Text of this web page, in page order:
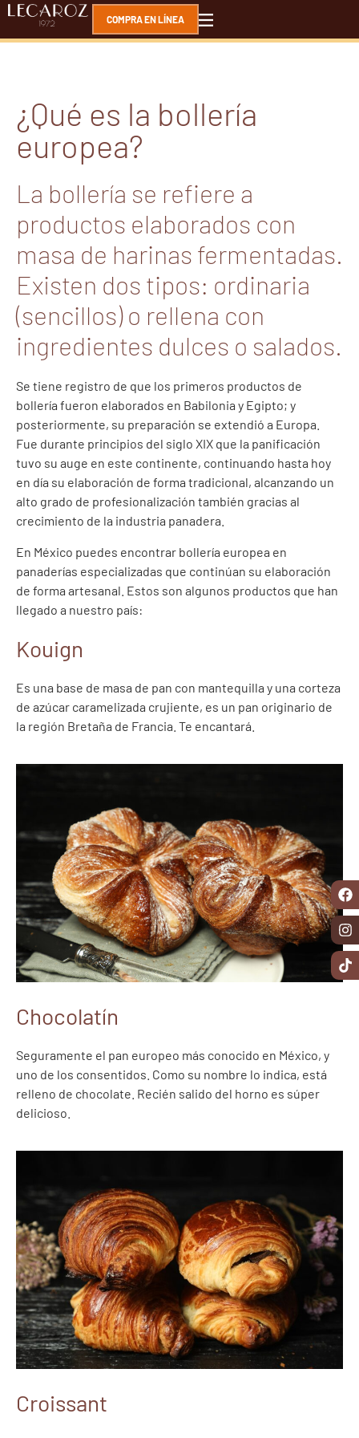
COMPRA EN LÍNEA
¿Qué es la bollería
europea?
La bollería se refiere a
productos elaborados con
masa de harinas fermentadas.
Existen dos tipos: ordinaria
(sencillos) o rellena con
ingredientes dulces o salados.
Se tiene registro de que los primeros productos de
bollería fueron elaborados en Babilonia y Egipto; y
posteriormente, su preparación se extendió a Europa.
Fue durante principios del siglo XIX que la panificación
tuvo su auge en este continente, continuando hasta hoy
en día su elaboración de forma tradicional, alcanzando un
alto grado de profesionalización también gracias al
crecimiento de la industria panadera.
En México puedes encontrar bollería europea en
panaderías especializadas que continúan su elaboración
de forma artesanal. Estos son algunos productos que han
llegado a nuestro país:
Kouign
Es una base de masa de pan con mantequilla y una corteza
de azúcar caramelizada crujiente, es un pan originario de
la región Bretaña de Francia. Te encantará.
Chocolatín
Seguramente el pan europeo más conocido en México, y
uno de los consentidos. Como su nombre lo indica, está
relleno de chocolate. Recién salido del horno es súper
delicioso.
Croissant